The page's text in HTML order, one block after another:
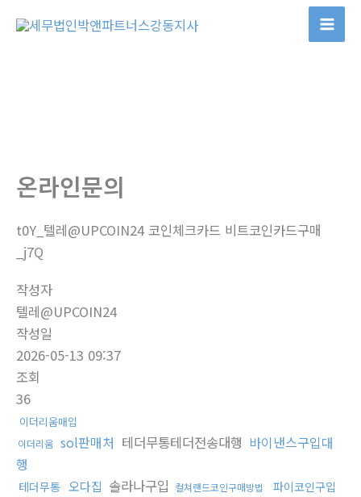
온라인문의
t0Y_텔레@UPCOIN24 코인체크카드 비트코인카드구매
_j7Q
작성자
텔레@UPCOIN24
작성일
2026-05-13 09:37
조회
36
이더리움매입
이더리움 sol판매처 테더무통테더전송대행 바이낸스구입대
행
테더무통 오다집 솔라나구입 컬쳐랜드코인구매방법 파이코인구입